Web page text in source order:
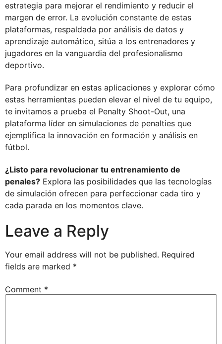
estrategia para mejorar el rendimiento y reducir el
margen de error. La evolución constante de estas
plataformas, respaldada por análisis de datos y
aprendizaje automático, sitúa a los entrenadores y
jugadores en la vanguardia del profesionalismo
deportivo.
Para profundizar en estas aplicaciones y explorar cómo
estas herramientas pueden elevar el nivel de tu equipo,
te invitamos a prueba el Penalty Shoot-Out, una
plataforma líder en simulaciones de penalties que
ejemplifica la innovación en formación y análisis en
fútbol.
¿Listo para revolucionar tu entrenamiento de
penales? Explora las posibilidades que las tecnologías
de simulación ofrecen para perfeccionar cada tiro y
cada parada en los momentos clave.
Leave a Reply
Your email address will not be published. Required
fields are marked *
Comment *